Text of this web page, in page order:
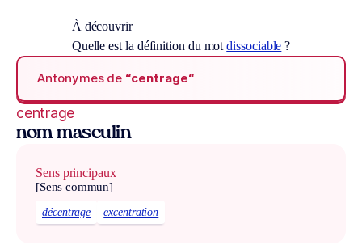
À découvrir
Quelle est la définition du motdissociable ?
Antonymes de “centrage“
centrage
nom masculin
Sens principaux
[Sens commun]
décentrage excentration